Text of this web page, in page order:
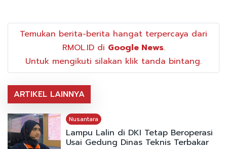
Temukan berita-berita hangat terpercaya dari
RMOL.ID di Google News.
Untuk mengikuti silakan klik tanda bintang.
ARTIKEL LAINNYA
Nusantara
Lampu Lalin di DKI Tetap Beroperasi
Usai Gedung Dinas Teknis Terbakar